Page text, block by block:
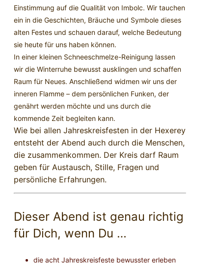
Einstimmung auf die Qualität von Imbolc. Wir tauchen
ein in die Geschichten, Bräuche und Symbole dieses
alten Festes und schauen darauf, welche Bedeutung
sie heute für uns haben können.
In einer kleinen Schneeschmelze-Reinigung lassen
wir die Winterruhe bewusst ausklingen und schaffen
Raum für Neues. Anschließend widmen wir uns der
inneren Flamme – dem persönlichen Funken, der
genährt werden möchte und uns durch die
kommende Zeit begleiten kann.
Wie bei allen Jahreskreisfesten in der Hexerey
entsteht der Abend auch durch die Menschen,
die zusammenkommen. Der Kreis darf Raum
geben für Austausch, Stille, Fragen und
persönliche Erfahrungen.
Dieser Abend ist genau richtig
für Dich, wenn Du …
die acht Jahreskreisfeste bewusster erleben